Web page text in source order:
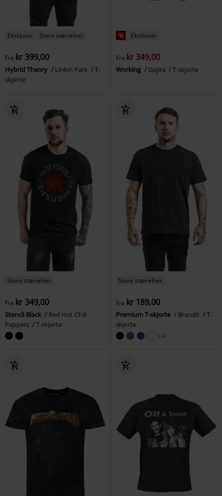
Eksklusiv Store størrelser
Fra kr 399,00
Hybrid Theory Linkin Park
T-
skjorte
% Eksklusiv
Fra kr 349,00
Working Gojira T-skjorte
Store størrelser
Fra kr 349,00
Stencil Black
Red Hot Chili
Peppers
T-skjorte
Store størrelser
Fra kr 189,00
Premium T-skjorte Brandit
T-
skjorte
+4